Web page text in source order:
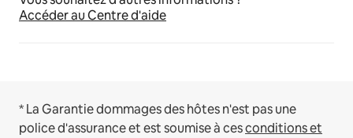
Accéder au Centre d'aide
* La Garantie dommages des hôtes n'est pas une
police d'assurance et est soumise à cesconditions et